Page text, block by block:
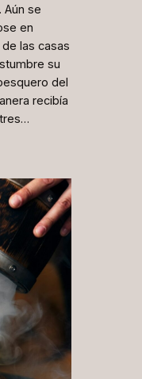
se
en
las casas
su
del
recibía